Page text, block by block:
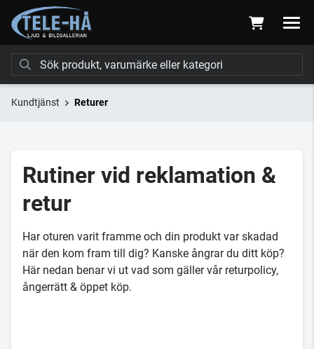
Kundtjänst Returer
Rutiner vid reklamation &
retur
Har oturen varit framme och din produkt var skadad
när den kom fram till dig? Kanske ångrar du ditt köp?
Här nedan benar vi ut vad som gäller vår returpolicy,
ångerrätt & öppet köp.